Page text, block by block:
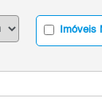
Imóveis